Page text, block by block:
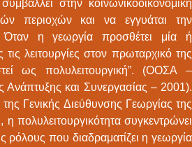
στην κοινωνικοοικονομική
περιοχών και να εγγυάται την
Όταν η γεωργία προσθέτει μία ή
λειτουργίες στον πρωταρχικό της
ως πολυλειτουργική”. (ΟΟΣΑ –
Ανάπτυξης και Συνεργασίας – 2001).
Γενικής Διεύθυνσης Γεωργίας της
πολυλειτουργικότητα συγκεντρώνει
ρόλους που διαδραματίζει η γεωργία